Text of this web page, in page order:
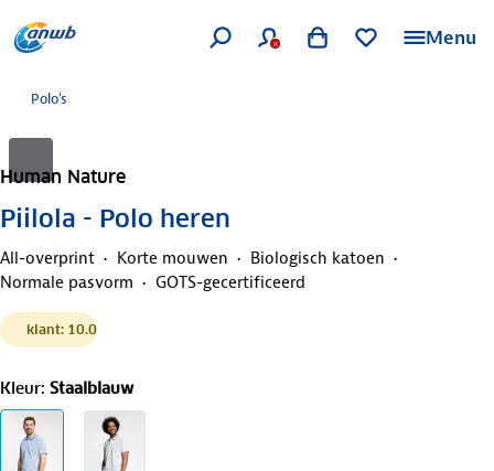
Menu
Polo's
Human Nature
Piilola - Polo heren
All-overprint Korte mouwen
Biologisch katoen
Normale pasvorm
GOTS-gecertificeerd
klant: 10.0
Kleur: Staalblauw